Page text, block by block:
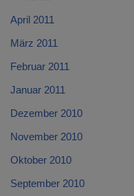
April 2011
März 2011
Februar 2011
Januar 2011
Dezember 2010
November 2010
Oktober 2010
September 2010